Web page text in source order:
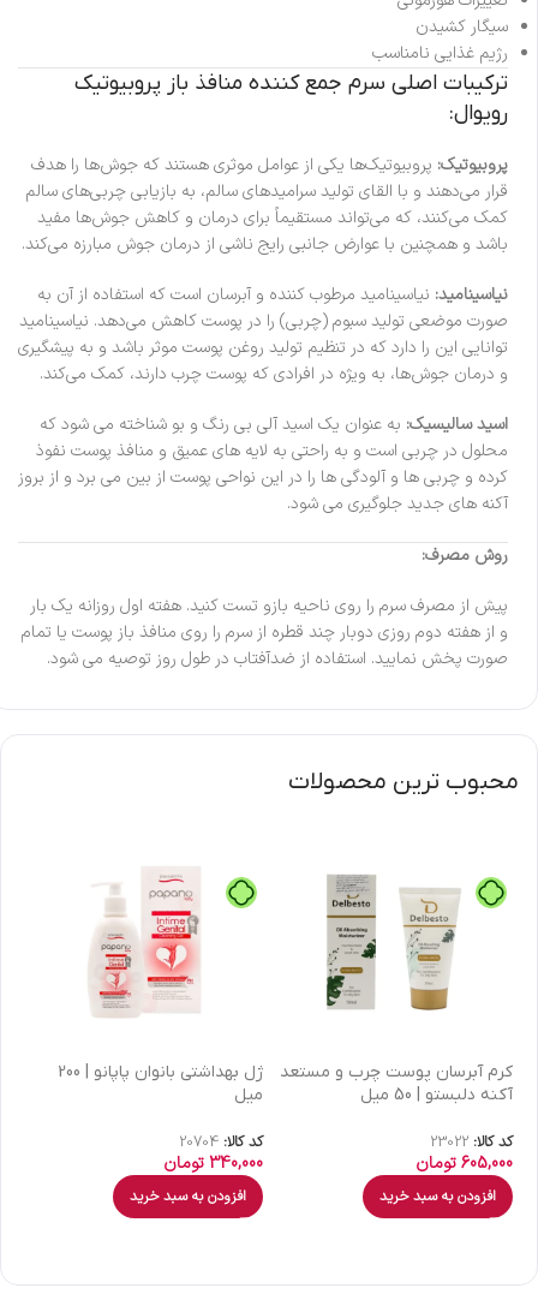
سیگار کشیدن
رژیم غذایی نامناسب
ترکیبات اصلی سرم جمع کننده منافذ باز پروبیوتیک
رویوال:
پروبیوتیک: پروبیوتیک‌ها یکی از عوامل موثری هستند که جوش‌ها را هدف
قرار می‌دهند و با القای تولید سرامیدهای سالم، به بازیابی چربی‌های سالم
کمک می‌کنند، که می‌تواند مستقیماً برای درمان و کاهش جوش‌ها مفید
باشد و همچنین با عوارض جانبی رایج ناشی از درمان‌ جوش مبارزه می‌کند.
نیاسینامید: نیاسینامید مرطوب کننده و آبرسان است که استفاده از آن به
صورت موضعی تولید سبوم (چربی) را در پوست کاهش می‌دهد. نیاسینامید
توانایی این را دارد که در تنظیم تولید روغن پوست موثر باشد و به پیشگیری
و درمان جوش‌ها، به ویژه در افرادی که پوست چرب دارند، کمک می‌کند.
اسید سالیسیک: به عنوان یک اسید آلی بی رنگ و بو شناخته می شود که
محلول در چربی است و به راحتی به لایه های عمیق و منافذ پوست نفوذ
کرده و چربی ها و آلودگی ها را در این نواحی پوست از بین می برد و از بروز
آکنه های جدید جلوگیری می شود.
روش مصرف:
پیش از مصرف سرم را روی ناحیه بازو تست کنید. هفته اول روزانه یک بار
و از هفته دوم روزی دوبار چند قطره از سرم را روی منافذ باز پوست یا تمام
صورت پخش نمایید. استفاده از ضدآفتاب در طول روز توصیه می شود.
محبوب ترین محصولات
كرم آبرسان پوست چرب و مستعد
آکنه دلبستو | 50 میل
کد کالا: 23022
605,000تومان
افزودن به سبد خرید
ژل بهداشتی بانوان پاپانو | 200
میل
کد کالا: 20704
340,000تومان
افزودن به سبد خرید